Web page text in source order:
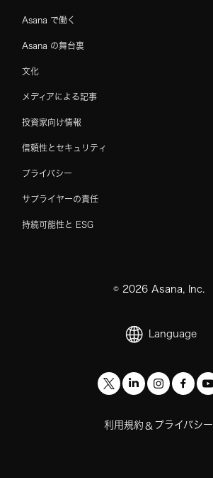
Asana で働く
Asana の舞台裏
文化
メディアによる記事
投資家向け情報
信頼性とセキュリティ
プライバシー
サプライヤーの責任
持続可能性と ESG
© 2026Asana, Inc.
Language
利用規約 & プライバシー